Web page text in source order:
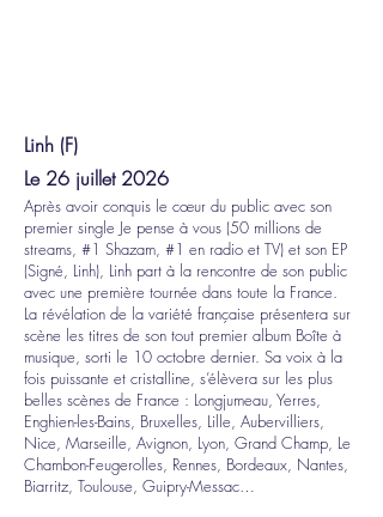
Linh (F)
Le 26 juillet 2026
Après avoir conquis le cœur du public avec son
premier single Je pense à vous (50 millions de
streams, #1 Shazam, #1 en radio et TV) et son EP
(Signé, Linh), Linh part à la rencontre de son public
avec une première tournée dans toute la France.
La révélation de la variété française présentera sur
scène les titres de son tout premier album Boîte à
musique, sorti le 10 octobre dernier. Sa voix à la
fois puissante et cristalline, s’élèvera sur les plus
belles scènes de France : Longjumeau, Yerres,
Enghien-les-Bains, Bruxelles, Lille, Aubervilliers,
Nice, Marseille, Avignon, Lyon, Grand Champ, Le
Chambon-Feugerolles, Rennes, Bordeaux, Nantes,
Biarritz, Toulouse, Guipry-Messac…